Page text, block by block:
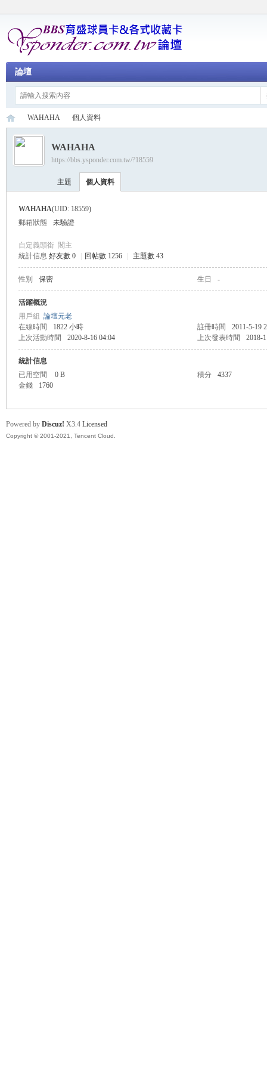
論壇
球
›
WAHAHA 個人資料
WAHAHA
https://bbs.ysponder.com.tw/?18559
主題 個人資料
WAHAHA(UID: 18559)
郵箱狀態
未驗證
自定義頭銜 閣主
統計信息 好友數 0 回帖數 1256 主題數 43
性別 保密 生日 -
活躍概況
用戶組 論壇元老
在線時間
1822 小時 註冊時間
2011-5-19
上次活動時間
2020-8-16 04:04 上次發表時間 2018-
統計信息
已用空間
0 B 積分
4337
金錢
1760
Powered by Discuz! X3.4 Licensed
Copyright © 2001-2021, Tencent Cloud.